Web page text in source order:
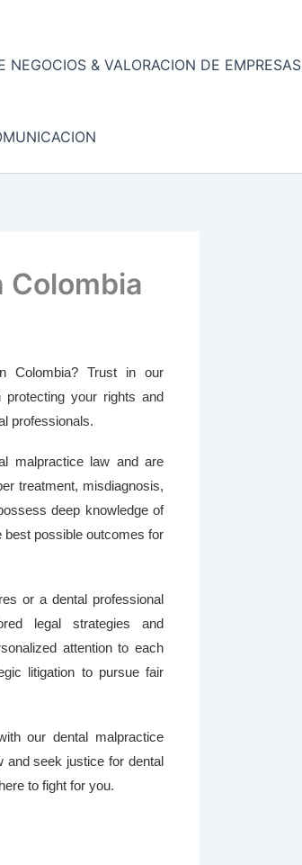
NEGOCIOS & VALORACION DE EMPRESAS
Colombia
Colombia? Trust in our
your rights and
professionals.
malpractice law and are
treatment, misdiagnosis,
deep knowledge of
best possible outcomes for
or a dental professional
legal strategies and
attention to each
litigation to pursue fair
our dental malpractice
and seek justice for dental
to fight for you.